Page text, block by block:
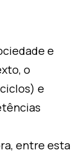
e
o
e
entre esta